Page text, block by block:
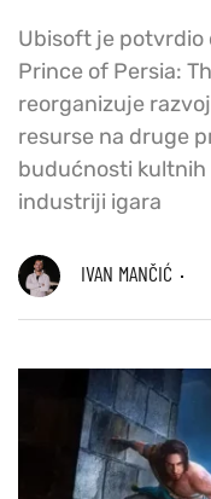
Ubisoft je potvrdio
Prince of Persia:
reorganizuje
resurse na druge
budućnosti kultnih
industriji igara
IVAN MANČIĆ